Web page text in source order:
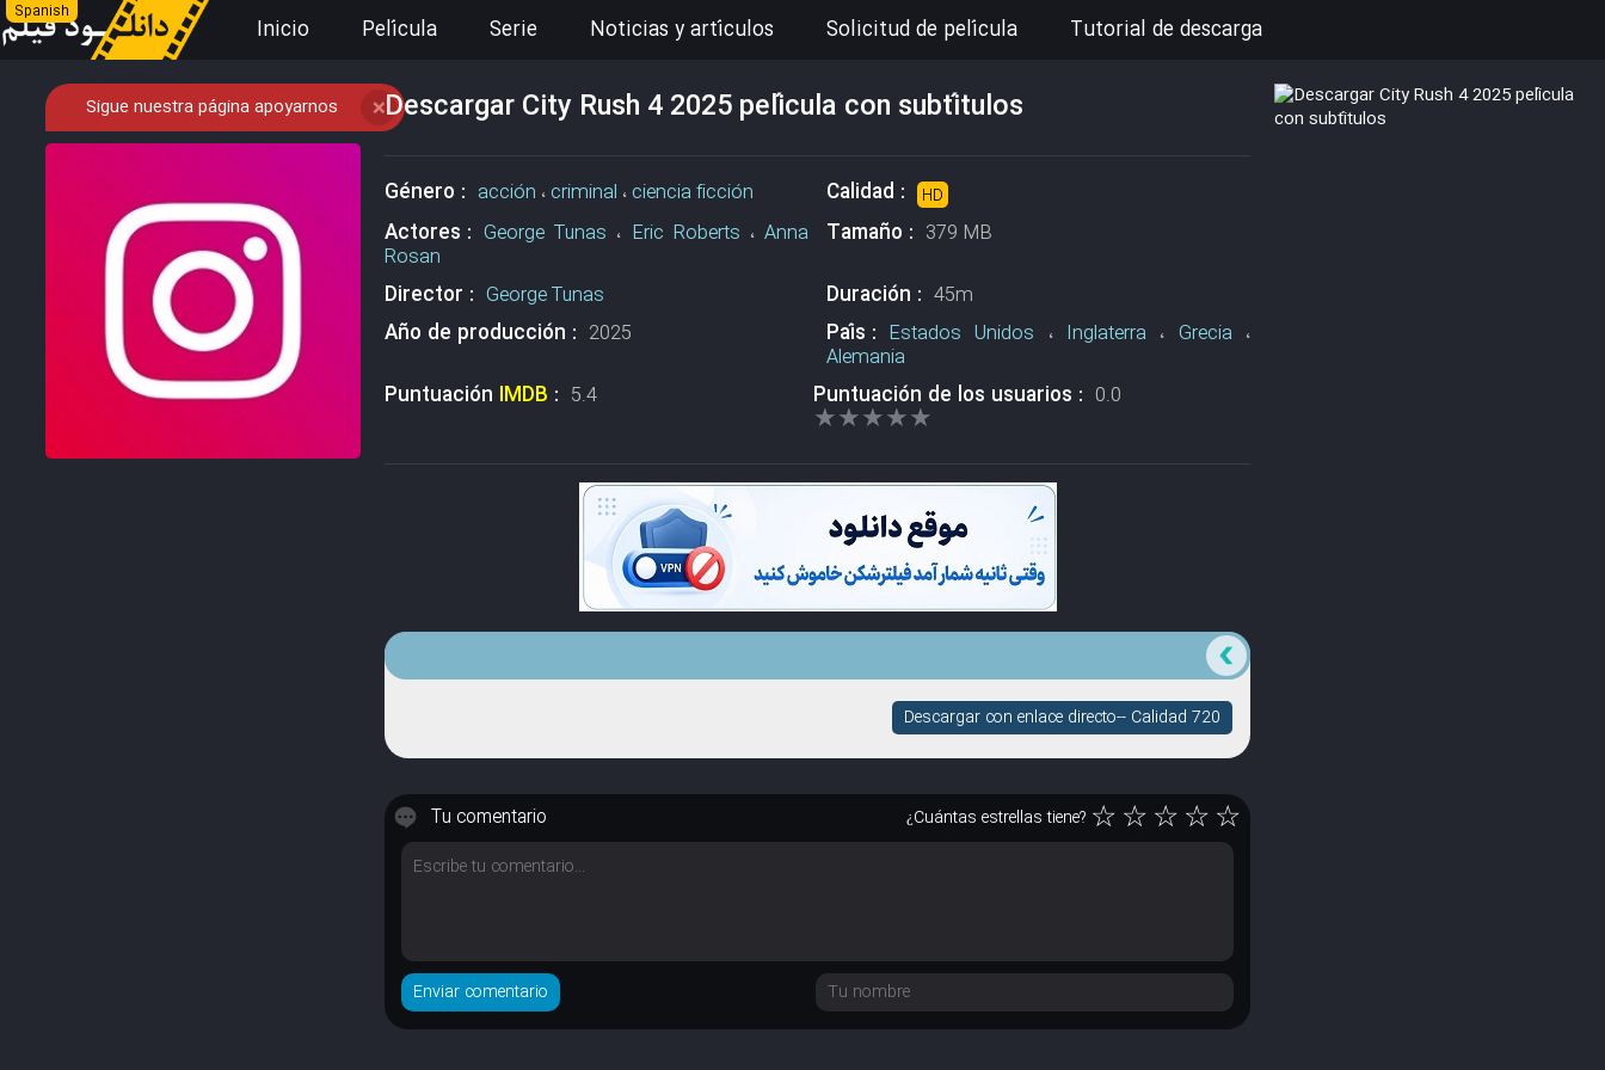
Spanish
Inicio Película Serie Noticias y artículos Solicitud de película Tutorial de descarga
Sigue nuestra página apoyarnos ❌Descargar City Rush 4 2025 película con subtítulos
Género : acción ، criminal ، ciencia ficción Calidad : HD
Actores : George Tunas ، Eric Roberts ،Anna
Rosan
Tamaño : 379 MB
Director : George Tunas Duración : 45m
Año de producción : 2025 País : Estados Unidos ، Inglaterra ، Grecia ،
Alemania
Puntuación IMDB : 5.4 Puntuación de los usuarios : 0.0
★★★★★
★★★★★
Descargar con enlace directo-- Calidad 720
Tu comentario ¿Cuántas estrellas tiene? ☆☆☆☆☆